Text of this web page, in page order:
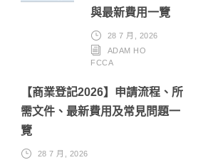
與最新費用一覽
28 7 月, 2026
ADAM HO
FCCA
【商業登記2026】申請流程、所
需文件、最新費用及常見問題一
覽
28 7 月, 2026